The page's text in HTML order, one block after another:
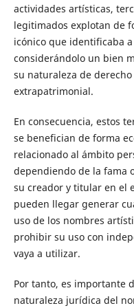
actividades artísticas,
legitimados explotan de
icónico que identificaba
considerándolo un bien
su naturaleza de
extrapatrimonial.
En consecuencia, estos
se benefician de forma
relacionado al ámbito
dependiendo de la fama
su creador y titular en el
pueden llegar generar
uso de los nombres
prohibir su uso con
vaya a utilizar.
Por tanto, es importante
naturaleza jurídica del